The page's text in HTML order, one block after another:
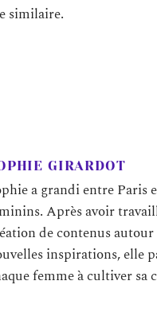
similaire.
GIRARDOT
a grandi entre Paris
Après avoir
de contenus autour
inspirations, elle
femme à cultiver